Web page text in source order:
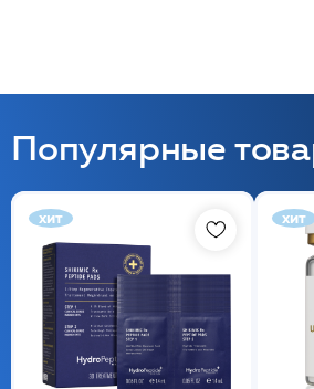
Популярные
хит хит